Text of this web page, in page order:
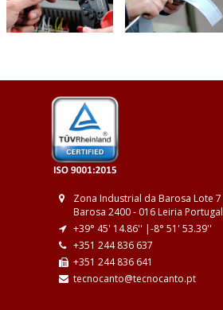
Zona Industrial da Barosa Lote 7
Barosa 2400 - 016 Leiria Portugal
+39° 45' 14.86'' |-8° 51' 53.39''
+351 244 836 637
+351 244 836 641
tecnocanto@tecnocanto.pt